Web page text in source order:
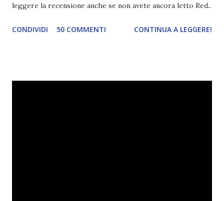
leggere la recensione anche se non avete ancora letto Red.
Green sono state delle letture molto piacevoli ma non
CONDIVIDI 50 COMMENTI CONTINUA A LEGGERE!